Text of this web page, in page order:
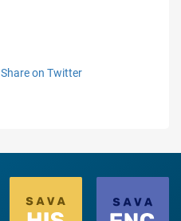
Share on Twitter